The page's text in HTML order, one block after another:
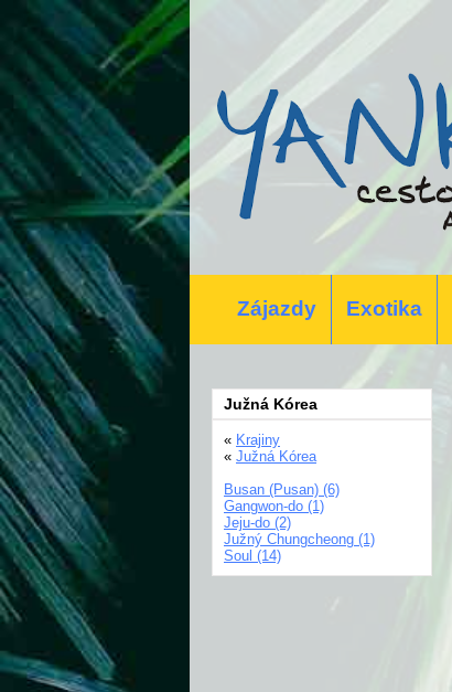
Zájazdy Exotika
Južná Kórea
« Krajiny
« Južná Kórea
Busan (Pusan) (6)
Gangwon-do (1)
Jeju-do (2)
Južný Chungcheong (1)
Soul (14)